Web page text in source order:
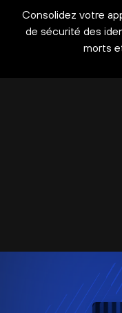
Consolidez votre
de sécurité des
morts